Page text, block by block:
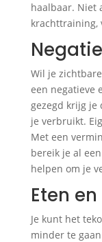
haalbaar. Niet
krachttraining,
Wil je
een negatieve
gezegd krijg
je verbruikt.
Met een
bereik je al
helpen om je
Eten
Je kunt het
minder te